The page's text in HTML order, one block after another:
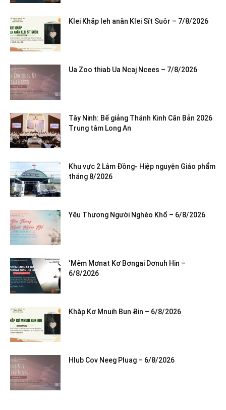
Klei Khăp leh anăn Klei Sĭt Suôr – 7/8/2026
Ua Zoo thiab Ua Ncaj Ncees – 7/8/2026
Tây Ninh: Bế giảng Thánh Kinh Căn Bản 2026
Trung tâm Long An
Khu vực 2 Lâm Đồng- Hiệp nguyện Giáo phẩm
tháng 8/2026
Yêu Thương Người Nghèo Khổ – 6/8/2026
‘Mêm Mơnat Kơ Bơngai Dơnuh Hin –
6/8/2026
Khăp Kơ Mnuih Bun Ƀin – 6/8/2026
Hlub Cov Neeg Pluag – 6/8/2026